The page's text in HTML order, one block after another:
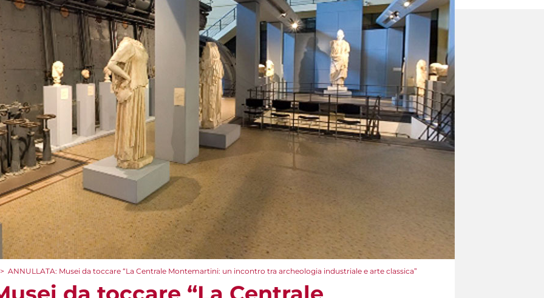
> ANNULLATA: Musei da toccare “La Centrale Montemartini: un incontro tra archeologia industriale e arte classica”